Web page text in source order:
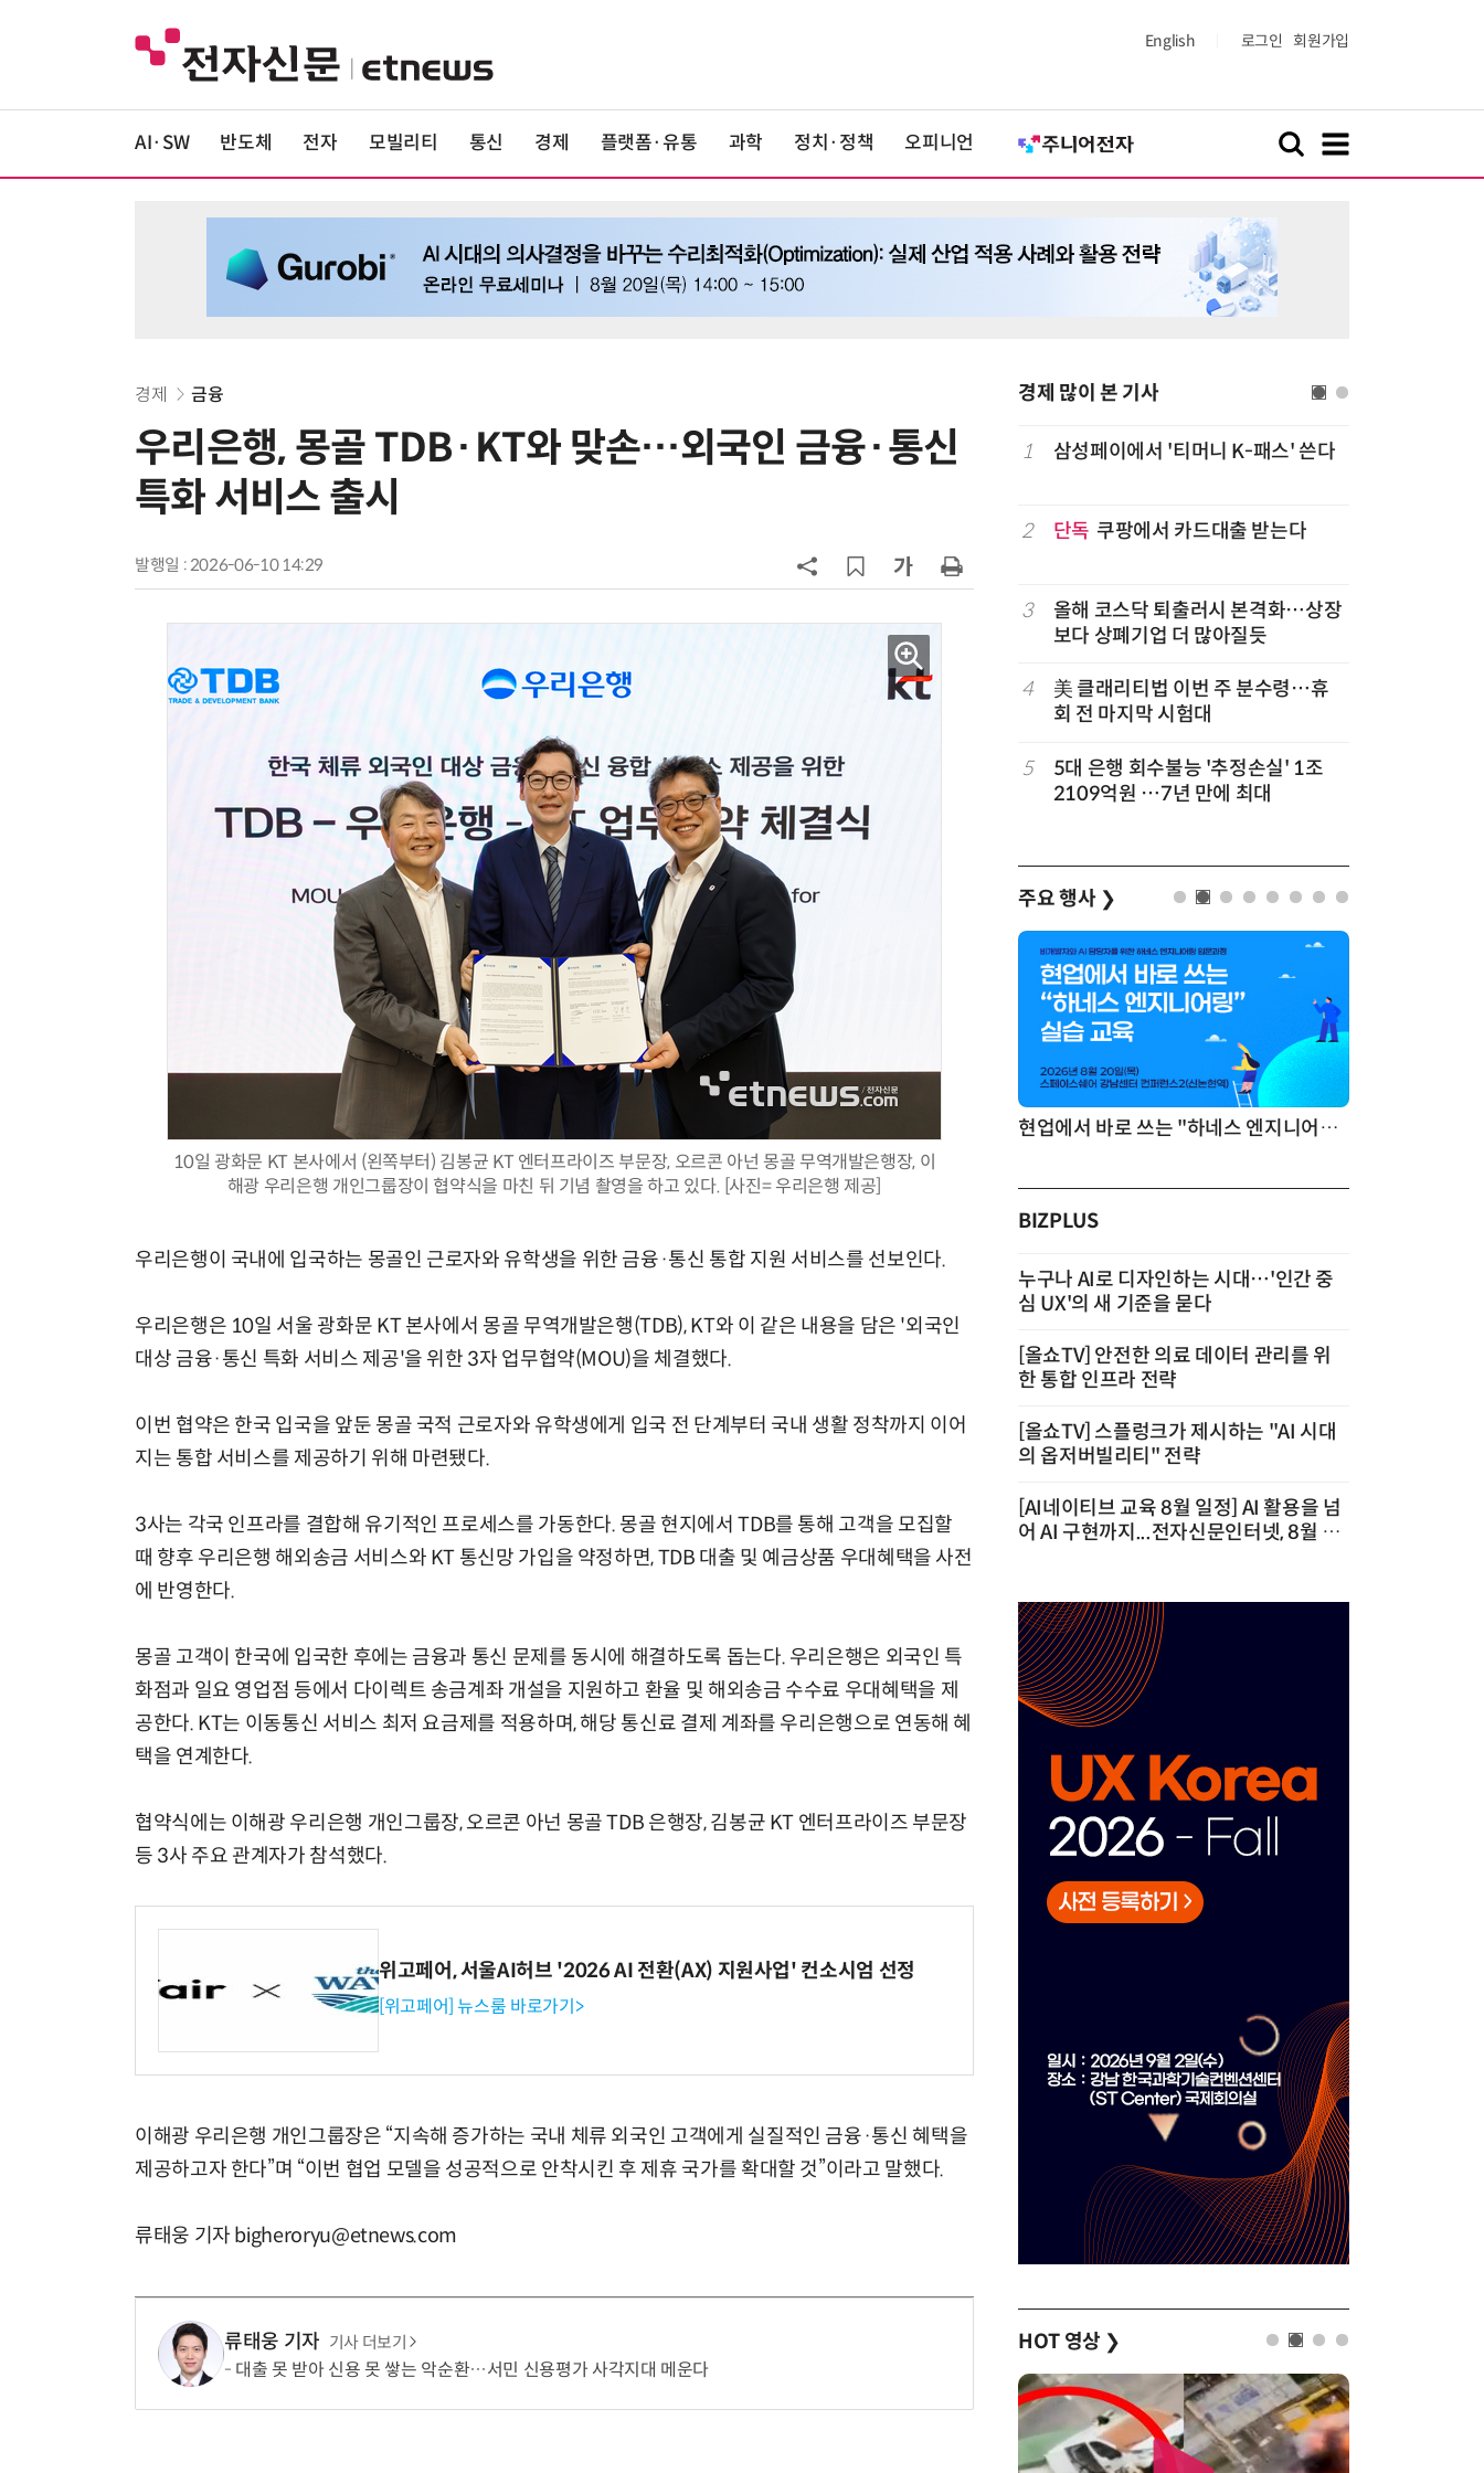
English 로그인 회원가입
AI·SW 반도체 전자 모빌리티 통신 경제 플랫폼·유통 과학 정치·정책 오피니언
경제 금융
우리은행, 몽골 TDB·KT와 맞손…외국인 금융·통신
특화 서비스 출시
발행일 : 2026-06-10 14:29
10일 광화문 KT 본사에서 (왼쪽부터) 김봉균 KT 엔터프라이즈 부문장, 오르콘 아넌 몽골 무역개발은행장, 이
해광 우리은행 개인그룹장이 협약식을 마친 뒤 기념 촬영을 하고 있다. [사진= 우리은행 제공]
우리은행이 국내에 입국하는 몽골인 근로자와 유학생을 위한 금융·통신 통합 지원 서비스를 선보인다.
우리은행은 10일 서울 광화문 KT 본사에서 몽골 무역개발은행(TDB), KT와 이 같은 내용을 담은 '외국인
대상 금융·통신 특화 서비스 제공'을 위한 3자 업무협약(MOU)을 체결했다.
이번 협약은 한국 입국을 앞둔 몽골 국적 근로자와 유학생에게 입국 전 단계부터 국내 생활 정착까지 이어
지는 통합 서비스를 제공하기 위해 마련됐다.
3사는 각국 인프라를 결합해 유기적인 프로세스를 가동한다. 몽골 현지에서 TDB를 통해 고객을 모집할
때 향후 우리은행 해외송금 서비스와 KT 통신망 가입을 약정하면, TDB 대출 및 예금상품 우대혜택을 사전
에 반영한다.
몽골 고객이 한국에 입국한 후에는 금융과 통신 문제를 동시에 해결하도록 돕는다. 우리은행은 외국인 특
화점과 일요 영업점 등에서 다이렉트 송금계좌 개설을 지원하고 환율 및 해외송금 수수료 우대혜택을 제
공한다. KT는 이동통신 서비스 최저 요금제를 적용하며, 해당 통신료 결제 계좌를 우리은행으로 연동해 혜
택을 연계한다.
협약식에는 이해광 우리은행 개인그룹장, 오르콘 아넌 몽골 TDB 은행장, 김봉균 KT 엔터프라이즈 부문장
등 3사 주요 관계자가 참석했다.
위고페어, 서울AI허브 '2026 AI 전환(AX) 지원사업' 컨소시엄 선정
[위고페어] 뉴스룸 바로가기>
이해광 우리은행 개인그룹장은 “지속해 증가하는 국내 체류 외국인 고객에게 실질적인 금융·통신 혜택을
제공하고자 한다”며 “이번 협업 모델을 성공적으로 안착시킨 후 제휴 국가를 확대할 것”이라고 말했다.
류태웅 기자 bigheroryu@etnews.com
류태웅 기자 기사 더보기
대출 못 받아 신용 못 쌓는 악순환…서민 신용평가 사각지대 메운다
경제 많이 본 기사
6 단독 보험 소비자 개인정보 유출 막
서 TV·모니터 '大戰'
테크…AI 연금운용 경쟁 본격화
LG 엑사원, 中企 제조현장 '전파'…
10 코스피 급등에 매수 사이드카 발동
1 삼성페이에서 '티머니 K-패스' 쓴다
2 단독 쿠팡에서 카드대출 받는다
3
올해 코스닥 퇴출러시 본격화…상장
보다 상폐기업 더 많아질듯
4
美 클래리티법 이번 주 분수령…휴
회 전 마지막 시험대
5
5대 은행 회수불능 '추정손실' 1조
2109억원 …7년 만에 최대
주요 행사 ❯
현업에서 바로 쓰는 "하네스 엔지니어링" 실습 교육
BIZPLUS
누구나 AI로 디자인하는 시대…'인간 중
심 UX'의 새 기준을 묻다
[올쇼TV] 안전한 의료 데이터 관리를 위
한 통합 인프라 전략
[올쇼TV] 스플렁크가 제시하는 "AI 시대
의 옵저버빌리티" 전략
[AI네이티브 교육 8월 일정] AI 활용을 넘
어 AI 구현까지...전자신문인터넷, 8월 실
HOT 영상 ❯